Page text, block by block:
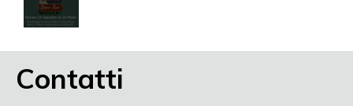
Contatti